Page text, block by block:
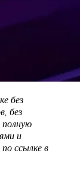
без
без
и
ссылке в